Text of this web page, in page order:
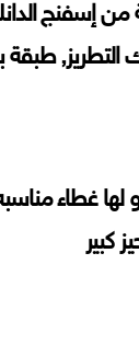
م 3 طبقة من
طبقة بوليستر
غطاء
كبير